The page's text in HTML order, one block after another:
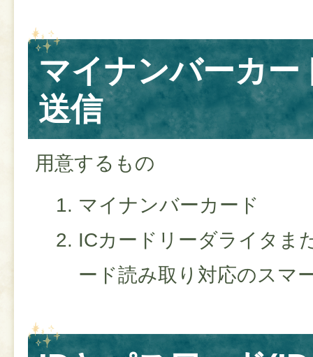
マイナンバーカー
送信
用意するもの
マイナンバーカード
ICカードリーダライタま
ード読み取り対応のスマ